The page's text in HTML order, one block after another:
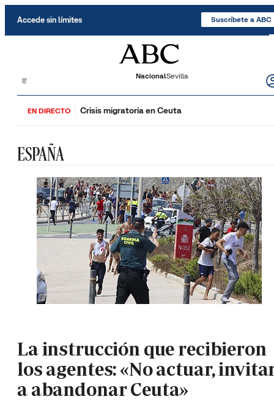
Accede sin límites Suscríbete a ABC
NacionalSevilla
EN DIRECTO Crisis migratoria en Ceuta
ESPAÑA
La instrucción que recibieron
los agentes: «No actuar,
a abandonar Ceuta»